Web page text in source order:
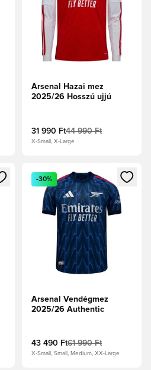
Arsenal Hazai mez
2025/26 Hosszú ujjú
31 990 Ft44 990 Ft
X-Small, X-Large
vagy a tagként
Megnyit egy modált a
-30%
Arsenal Vendégmez
2025/26 Authentic
43 490 Ft61 990 Ft
X-Small, Small, Medium, XX-Large